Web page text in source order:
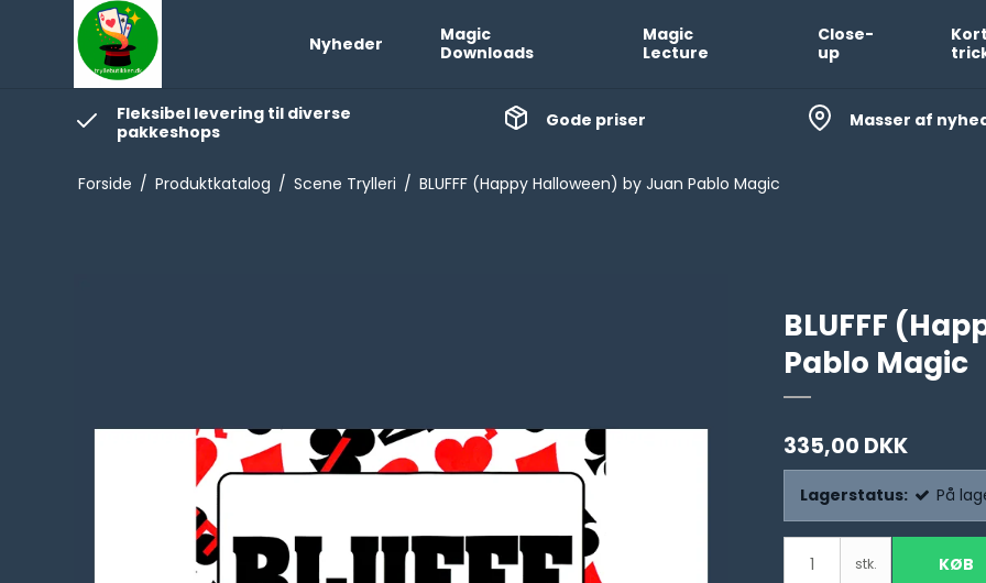
Nyheder
Magic
Downloads
Magic
Lecture
Close-
up
Fleksibel levering til diverse
pakkeshops
Gode priser Masser af
Forside / Produktkatalog / Scene Trylleri / BLUFFF (Happy Halloween) by Juan Pablo Magic
BLUFFF
Pablo Magic
335,00 DKK
Lagerstatus: På
stk. KØB